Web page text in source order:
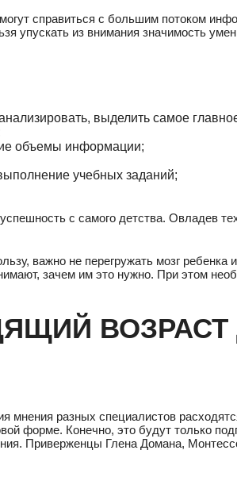
справиться с большим потоком
упускать из внимания значимость
выделить самое
объемы информации;
учебных заданий;
с самого детства. Овладев
важно не перегружать мозг
зачем им это нужно. При этом
ВОЗРАСТ
мнения разных специалистов
форме. Конечно, это будут только
Приверженцы Глена Домана,